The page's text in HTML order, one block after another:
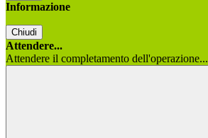
Informazione
Chiudi
Attendere...
Attendere il completamento dell'operazione...